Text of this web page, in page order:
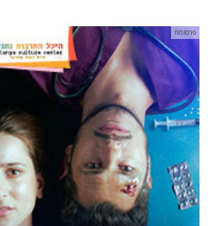
פרסומת